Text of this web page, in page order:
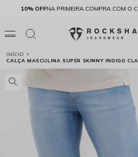
10% OFFNA PRIMEIRA COMPRA COM O
INÍCIO
CALÇA MASCULINA SUPER SKINNY INDIGO